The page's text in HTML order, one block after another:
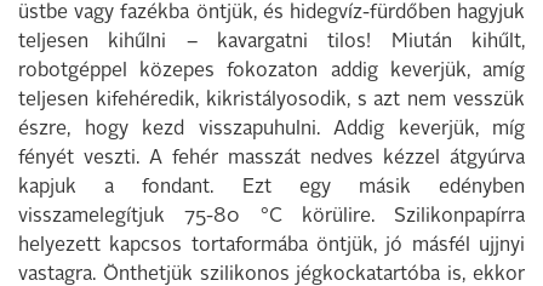
üstbe vagy fazékba öntjük, és hidegvíz-fürdőben hagyjuk
teljesen kihűlni – kavargatni tilos! Miután kihűlt,
robotgéppel közepes fokozaton addig keverjük, amíg
teljesen kifehéredik, kikristályosodik, s azt nem vesszük
észre, hogy kezd visszapuhulni. Addig keverjük, míg
fényét veszti. A fehér masszát nedves kézzel átgyúrva
kapjuk a fondant. Ezt egy másik edényben
visszamelegítjuk 75-80 °C körülire. Szilikonpapírra
helyezett kapcsos tortaformába öntjük, jó másfél ujjnyi
vastagra. Önthetjük szilikonos jégkockatartóba is, ekkor